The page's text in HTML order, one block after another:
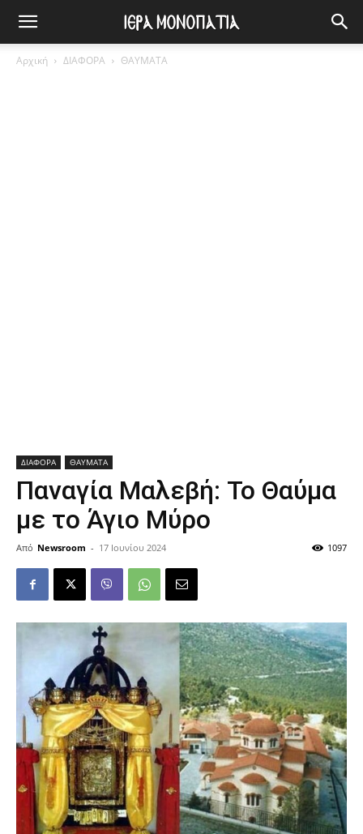
Αρχική ΔΙΑΦΟΡΑ ΘΑΥΜΑΤΑ
ΔΙΑΦΟΡΑ ΘΑΥΜΑΤΑ
Παναγία Μαλεβή: Το Θαύμα
με το Άγιο Μύρο
Από Newsroom - 17 Ιουνίου 2024 1097